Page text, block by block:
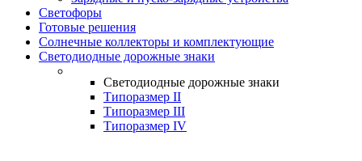
Светофоры
Готовые решения
Солнечные коллекторы и комплектующие
Светодиодные дорожные знаки
Светодиодные дорожные знаки
Типоразмер II
Типоразмер III
Типоразмер IV